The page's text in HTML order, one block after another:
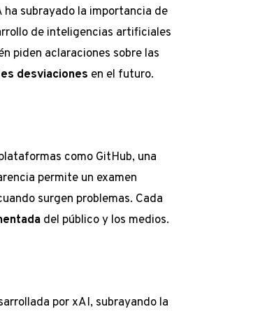
subrayado la importancia de
de inteligencias artificiales
piden aclaraciones sobre las
desviaciones en el futuro.
como GitHub, una
permite un examen
surgen problemas. Cada
del público y los medios.
por xAI, subrayando la